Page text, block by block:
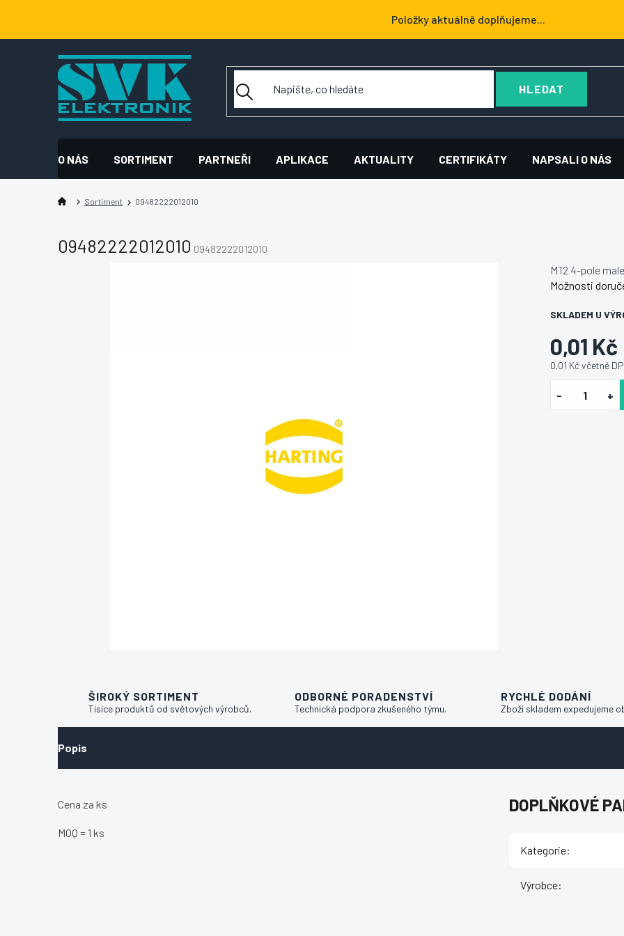
obsah
Položky aktuálně doplňujeme...
HLEDAT
O NÁS SORTIMENT PARTNEŘI APLIKACE AKTUALITY CERTIFIKÁTY NAPSALI O NÁS
Sortiment 09482222012010
09482222012010 09482222012010
0,01 Kč
0,01 Kč včetně
SKLADEM U
Možnosti
M12 4-pole
ŠIROKÝ SORTIMENT
Tisíce produktů od světových výrobců.
ODBORNÉ PORADENSTVÍ
Technická podpora zkušeného týmu.
RYCHLÉ DODÁNÍ
Zboží skladem expedujeme
Popis
Cena za ks
MOQ = 1 ks
DOPLŇKOVÉ
Kategorie:
Výrobce: